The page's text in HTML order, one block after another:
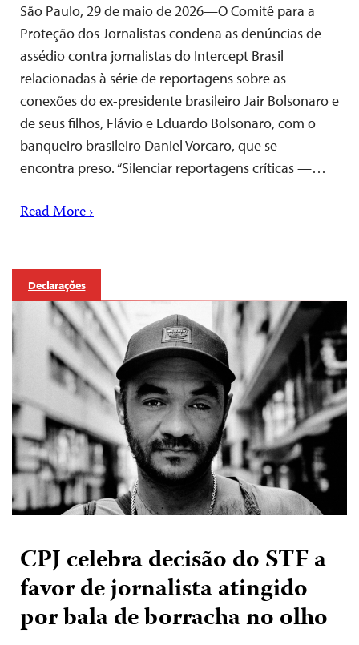
São Paulo, 29 de maio de 2026—O Comitê para a
Proteção dos Jornalistas condena as denúncias de
assédio contra jornalistas do Intercept Brasil
relacionadas à série de reportagens sobre as
conexões do ex-presidente brasileiro Jair Bolsonaro e
de seus filhos, Flávio e Eduardo Bolsonaro, com o
banqueiro brasileiro Daniel Vorcaro, que se
encontra preso. “Silenciar reportagens críticas —…
Read More ›
Declarações
CPJ celebra decisão do STF a
favor de jornalista atingido
por bala de borracha no olho